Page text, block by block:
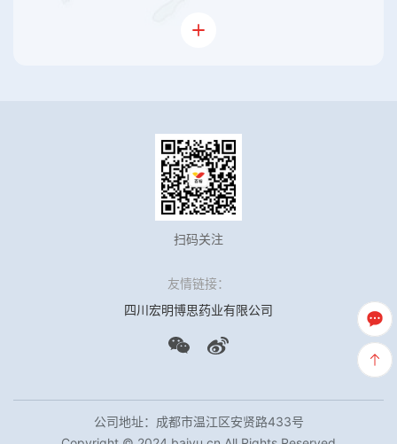
扫码关注
友情链接：
四川宏明博思药业有限公司
公司地址：成都市温江区安贤路433号